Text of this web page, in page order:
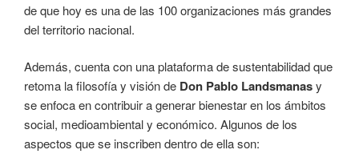
de que hoy es una de las 100 organizaciones más grandes
del territorio nacional.
Además, cuenta con una plataforma de sustentabilidad que
retoma la filosofía y visión de Don Pablo Landsmanasy
se enfoca en contribuir a generar bienestar en los ámbitos
social, medioambiental y económico. Algunos de los
aspectos que se inscriben dentro de ella son: